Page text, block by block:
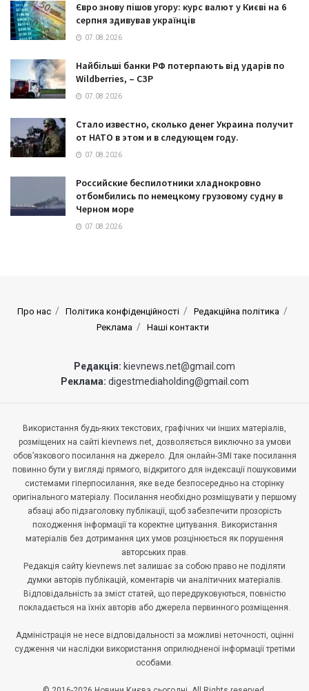
Євро знову пішов угору: курс валют у Києві на 6
серпня здивував українців
07.08.2026
Найбільші банки РФ потерпають від ударів по
Wildberries, – СЗР
07.08.2026
Стало известно, сколько денег Украина получит
от НАТО в этом и в следующем году.
07.08.2026
Российские беспилотники хладнокровно
отбомбились по немецкому грузовому судну в
Черном море
07.08.2026
Про нас Політика конфіденційності
Редакційна політика
Реклама
Наші контакти
Редакція: kievnews.net@gmail.com
Реклама: digestmediaholding@gmail.com
Використання будь-яких текстових, графічних чи інших матеріалів,
розміщених на сайті kievnews.net, дозволяється виключно за умови
обов’язкового посилання на джерело. Для онлайн-ЗМІ таке посилання
повинно бути у вигляді прямого, відкритого для індексації пошуковими
системами гіперпосилання, яке веде безпосередньо на сторінку
оригінального матеріалу. Посилання необхідно розміщувати у першому
абзаці або підзаголовку публікації, щоб забезпечити прозорість
походження інформації та коректне цитування. Використання
матеріалів без дотримання цих умов розцінюється як порушення
авторських прав.
Редакція сайту kievnews.net залишає за собою право не поділяти
думки авторів публікацій, коментарів чи аналітичних матеріалів.
Відповідальність за зміст статей, що передруковуються, повністю
покладається на їхніх авторів або джерела первинного розміщення.
Адміністрація не несе відповідальності за можливі неточності, оцінні
судження чи наслідки використання оприлюдненої інформації третіми
особами.